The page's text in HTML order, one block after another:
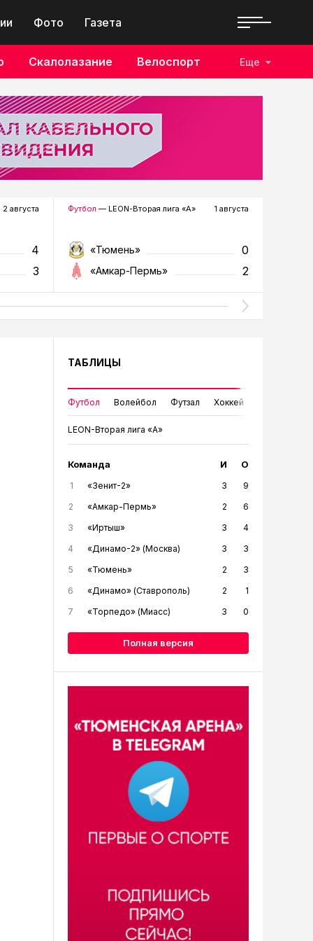
Фото Газета
Скалолазание Велоспорт Еще
2 августа
4
3
Футбол — LEON-Вторая лига «А» 1 августа
«Тюмень» 0
«Амкар-Пермь» 2
ТАБЛИЦЫ
Футбол Волейбол Футзал Хоккей
LEON-Вторая лига «А»
Команда И О
1 «Зенит-2» 3
9
2
«Амкар-Пермь» 2
6
3
«Иртыш» 3
4
4
«Динамо-2» (Москва) 3
3
5
«Тюмень» 2
3
6
«Динамо» (Ставрополь) 2
1
7
«Торпедо» (Миасс) 3 0
Полная версия